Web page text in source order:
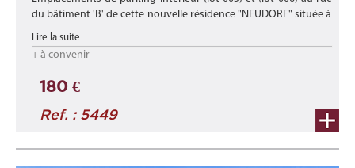
du bâtiment 'B' de cette nouvelle résidence "NEUDORF" située à
Luxembourg-Neudorf dans un écrin de verdure proche des
axes autoro ...
Lire la suite
+ à convenir
180 €
Ref. : 5449